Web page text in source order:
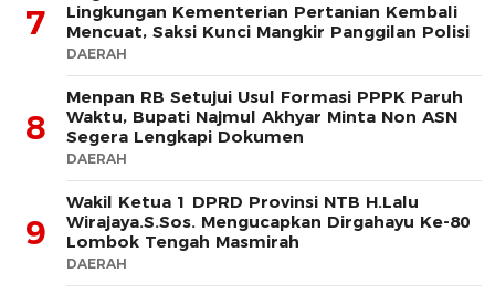
7
Lingkungan Kementerian Pertanian Kembali
Mencuat, Saksi Kunci Mangkir Panggilan Polisi
DAERAH
8
Menpan RB Setujui Usul Formasi PPPK Paruh
Waktu, Bupati Najmul Akhyar Minta Non ASN
Segera Lengkapi Dokumen
DAERAH
9
Wakil Ketua 1 DPRD Provinsi NTB H.Lalu
Wirajaya.S.Sos. Mengucapkan Dirgahayu Ke-80
Lombok Tengah Masmirah
DAERAH